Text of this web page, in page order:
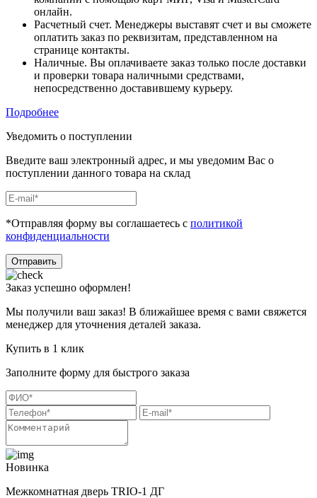
онлайн.
Расчетный счет. Менеджеры выставят счет и вы сможете
оплатить заказ по реквизитам, представленном на
странице контакты.
Наличные. Вы оплачиваете заказ только после доставки
и проверки товара наличными средствами,
непосредственно доставившему курьеру.
Подробнее
Уведомить о поступлении
Введите ваш электронный адрес, и мы уведомим Вас о
поступлении данного товара на склад
*Отправляя форму вы соглашаетесь с политикой
конфиденциальности
Отправить
Заказ успешно оформлен!
Мы получили ваш заказ! В ближайшее время с вами свяжется
менеджер для уточнения деталей заказа.
Купить в 1 клик
Заполните форму для быстрого заказа
Новинка
Межкомнатная дверь TRIO-1 ДГ